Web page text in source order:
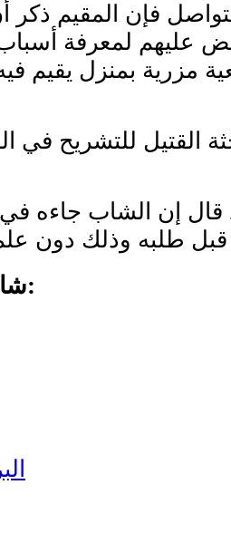
فإن المقيم ذكر
عليهم لمعرفة أسباب
مزرية بمنزل يقيم
القتيل للتشريح في
قال إن الشاب جاءه
طلبه وذلك دون
شارك هذا الموضوع: